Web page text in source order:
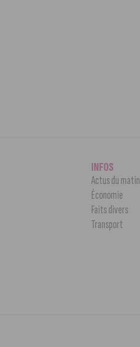
INFOS
Actus du matin
Économie
Faits divers
Transport